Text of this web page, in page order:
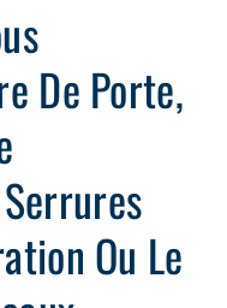
De Porte,
Ou Le